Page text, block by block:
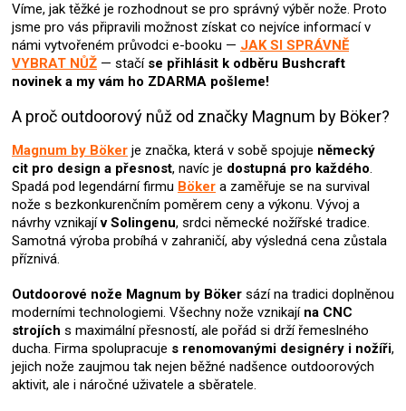
Víme, jak těžké je rozhodnout se pro správný výběr nože. Proto
jsme pro vás připravili možnost získat co nejvíce informací v
námi vytvořeném průvodci e-booku — JAK SI SPRÁVNĚ
VYBRAT NŮŽ — stačí se přihlásit k odběru Bushcraft
novinek a my vám ho ZDARMA pošleme!
A proč outdoorový nůž od značky Magnum by Böker?
Magnum by Böker je značka, která v sobě spojuje německý
cit pro design a přesnost, navíc je dostupná pro každého.
Spadá pod legendární firmu Böker a zaměřuje se na survival
nože s bezkonkurenčním poměrem ceny a výkonu. Vývoj a
návrhy vznikají v Solingenu, srdci německé nožířské tradice.
Samotná výroba probíhá v zahraničí, aby výsledná cena zůstala
příznivá.
Outdoorové nože Magnum by Böker sází na tradici doplněnou
moderními technologiemi. Všechny nože vznikají na CNC
strojích s maximální přesností, ale pořád si drží řemeslného
ducha. Firma spolupracuje s renomovanými designéry i nožíři,
jejich nože zaujmou tak nejen běžné nadšence outdoorových
aktivit, ale i náročné uživatele a sběratele.